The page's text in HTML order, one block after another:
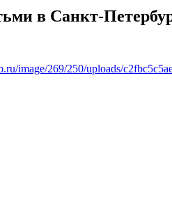
в Санкт-
image/269/250/uploads/